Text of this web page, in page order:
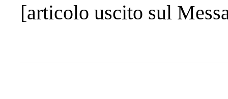
[articolo uscito sul